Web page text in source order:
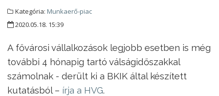
Kategória: Munkaerő-piac
2020.05.18. 15:39
A fővárosi vállalkozások legjobb esetben is még
további 4 hónapig tartó válságidőszakkal
számolnak - derült ki a BKIK által készített
kutatásból – írja a HVG.